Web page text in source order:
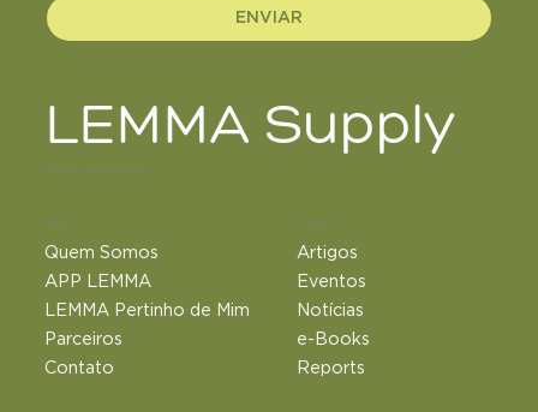
Não espere até sentir na própria pele
ENVIAR
LEMMA Supply
+18 de anos de ciência e inovação
Quem Somos
APP LEMMA
LEMMA Pertinho de Mim
Parceiros
Contato
Conteúdos
Artigos
Eventos
Notícias
e-Books
Reports